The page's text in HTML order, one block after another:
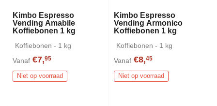
Kimbo Espresso
Vending Amabile
Koffiebonen 1 kg
Koffiebonen - 1 kg
Vanaf €7,95
Niet op voorraad
Kimbo Espresso
Vending Armonico
Koffiebonen 1 kg
Koffiebonen - 1 kg
Vanaf €8,45
Niet op voorraad